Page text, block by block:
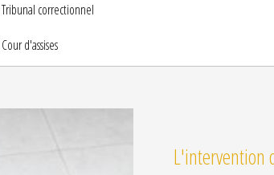
Tribunal correctionnel
Cour d'assises
L'intervention